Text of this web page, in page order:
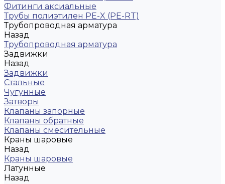
Фитинги аксиальные
Трубы полиэтилен PE-X (PE-RT)
Трубопроводная арматура
Назад
Трубопроводная арматура
Задвижки
Назад
Задвижки
Стальные
Чугунные
Затворы
Клапаны запорные
Клапаны обратные
Клапаны смесительные
Краны шаровые
Назад
Краны шаровые
Латунные
Назад